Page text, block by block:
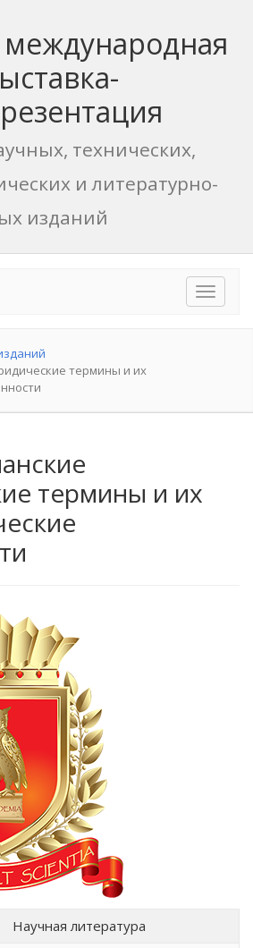
международная
технических,
и литературно-
изданий
Toggle
термины и их
термины и их
Научная литература